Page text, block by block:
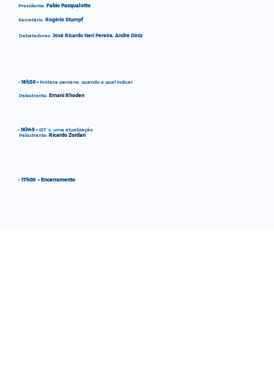
Presidente:Fabio Pasqualotto
Secretário: Rogério Stumpf
Debatedores: José Ricardo Neri Pereira, André Diniz
- 16h30 –Prótese peniana, quando e qual indicar
Palestrante: Ernani Rhoden
- 16h45 –IST´s, uma atualização
Palestrante: Ricardo Zordan
- 17h00 – Encerramento